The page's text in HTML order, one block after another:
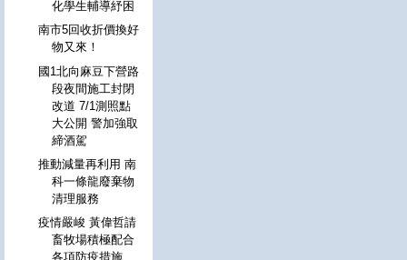
化學生輔導紓困
南市5回收折價換好
物又來！
國1北向麻豆下營路
段夜間施工封閉
改道 7/1測照點
大公開 警加強取
締酒駕
推動減量再利用 南
科一條龍廢棄物
清理服務
疫情嚴峻 黃偉哲請
畜牧場積極配合
各項防疫措施